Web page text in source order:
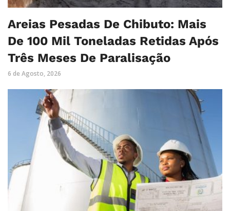
Areias Pesadas De Chibuto: Mais
De 100 Mil Toneladas Retidas Após
Três Meses De Paralisação
6 de Agosto, 2026